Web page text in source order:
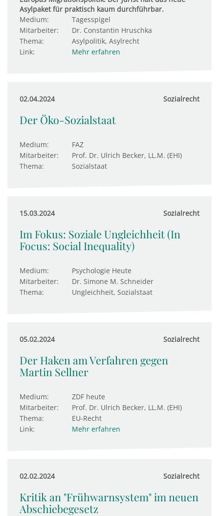
Asylpaket für praktisch kaum durchführbar.
Medium:
Tagesspigel
Mitarbeiter:
Dr. Constantin Hruschka
Thema:
Asylpolitik, Asylrecht
Link:
Mehr erfahren
02.04.2024 Sozialrecht
Der Öko-Sozialstaat
Medium:
FAZ
Mitarbeiter:
Prof. Dr. Ulrich Becker, LL.M. (EHI)
Thema:
Sozialstaat
15.03.2024 Sozialrecht
Im Fokus: Soziale Ungleichheit (In
Focus: Social Inequality)
Medium:
Psychologie Heute
Mitarbeiter:
Dr. Simone M. Schneider
Thema:
Ungleichheit, Sozialstaat
05.02.2024 Sozialrecht
Der Haken am Verfahren gegen
Martin Sellner
Medium:
ZDF heute
Mitarbeiter:
Prof. Dr. Ulrich Becker, LL.M. (EHI)
Thema:
EU-Recht
Link:
Mehr erfahren
02.02.2024 Sozialrecht
Kritik an "Frühwarnsystem" im neuen
Abschiebegesetz